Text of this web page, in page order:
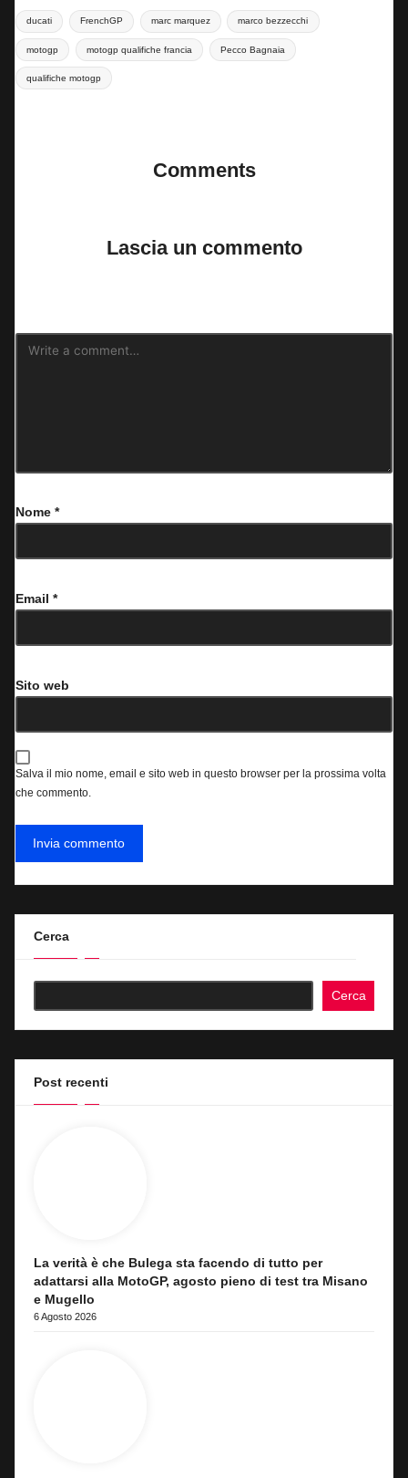
Tags:
ducati FrenchGP marc marquez marco bezzecchi
motogp motogp qualifiche francia Pecco Bagnaia
qualifiche motogp
Comments
Lascia un commento
Nome *
Email *
Sito web
Salva il mio nome, email e sito web in questo browser per la prossima volta
che commento.
Cerca
Cerca
Post recenti
La verità è che Bulega sta facendo di tutto per
adattarsi alla MotoGP, agosto pieno di test tra Misano
e Mugello
6 Agosto 2026